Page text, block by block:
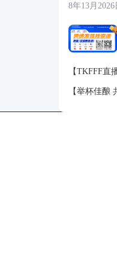
8年13月2026
【TKFFF直
带货视频
【举杯佳酿